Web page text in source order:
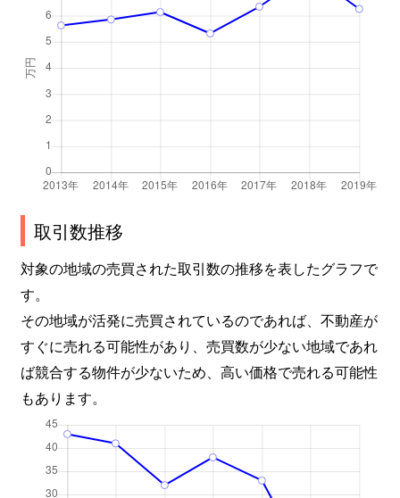
取引数推移
対象の地域の売買された取引数の推移を表したグラフで
す。
その地域が活発に売買されているのであれば、不動産が
すぐに売れる可能性があり、売買数が少ない地域であれ
ば競合する物件が少ないため、高い価格で売れる可能性
もあります。